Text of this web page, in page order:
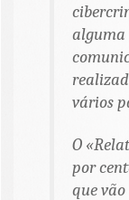
alguma
vários
O
por
que